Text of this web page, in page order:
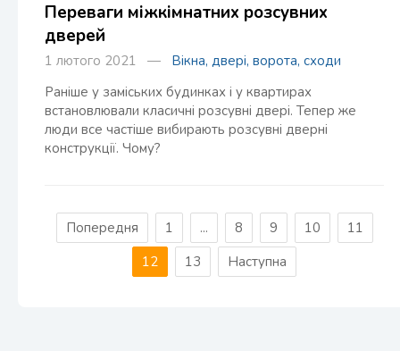
Переваги міжкімнатних розсувних
дверей
1 лютого 2021 — Вікна, двері, ворота, сходи
Раніше у заміських будинках і у квартирах
встановлювали класичні розсувні двері. Тепер же
люди все частіше вибирають розсувні дверні
конструкції. Чому?
Попередня 1 ... 8 9 10
11
12
13 Наступна